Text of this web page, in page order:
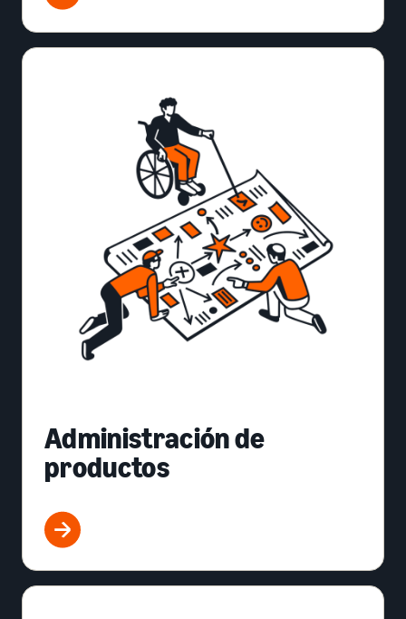
Administración de
productos